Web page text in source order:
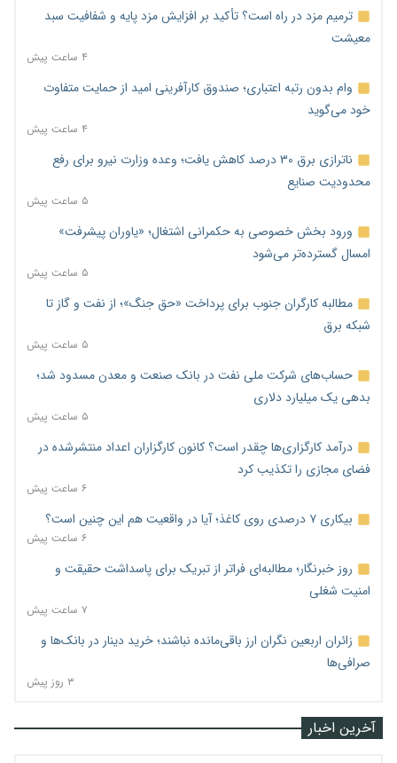
ترمیم مزد در راه است؟ تأکید بر افزایش مزد پایه و شفافیت سبد
معیشت
۴ ساعت پیش
وام بدون رتبه اعتباری؛ صندوق کارآفرینی امید از حمایت متفاوت
خود می‌گوید
۴ ساعت پیش
ناترازی برق ۳۰ درصد کاهش یافت؛ وعده وزارت نیرو برای رفع
محدودیت صنایع
۵ ساعت پیش
ورود بخش خصوصی به حکمرانی اشتغال؛ «یاوران پیشرفت»
امسال گسترده‌تر می‌شود
۵ ساعت پیش
مطالبه کارگران جنوب برای پرداخت «حق جنگ»؛ از نفت و گاز تا
شبکه برق
۵ ساعت پیش
حساب‌های شرکت ملی نفت در بانک صنعت و معدن مسدود شد؛
بدهی یک میلیارد دلاری
۵ ساعت پیش
درآمد کارگزاری‌ها چقدر است؟ کانون کارگزاران اعداد منتشرشده در
فضای مجازی را تکذیب کرد
۶ ساعت پیش
بیکاری ۷ درصدی روی کاغذ؛ آیا در واقعیت هم این چنین است؟
۶ ساعت پیش
روز خبرنگار؛ مطالبه‌ای فراتر از تبریک برای پاسداشت حقیقت و
امنیت شغلی
۷ ساعت پیش
زائران اربعین نگران ارز باقی‌مانده نباشند؛ خرید دینار در بانک‌ها و
صرافی‌ها
۳ روز پیش
آخرین اخبار